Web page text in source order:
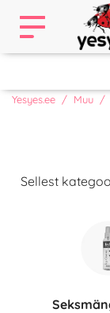
Yesyes.ee Muu
Sellest
Seksmänguasjade